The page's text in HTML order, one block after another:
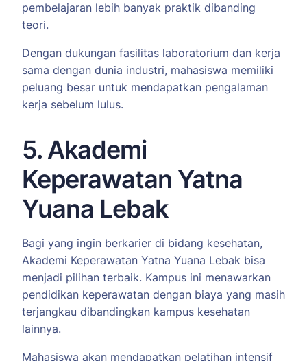
pembelajaran lebih banyak praktik dibanding
teori.
Dengan dukungan fasilitas laboratorium dan kerja
sama dengan dunia industri, mahasiswa memiliki
peluang besar untuk mendapatkan pengalaman
kerja sebelum lulus.
5. Akademi
Keperawatan Yatna
Yuana Lebak
Bagi yang ingin berkarier di bidang kesehatan,
Akademi Keperawatan Yatna Yuana Lebak bisa
menjadi pilihan terbaik. Kampus ini menawarkan
pendidikan keperawatan dengan biaya yang masih
terjangkau dibandingkan kampus kesehatan
lainnya.
Mahasiswa akan mendapatkan pelatihan intensif